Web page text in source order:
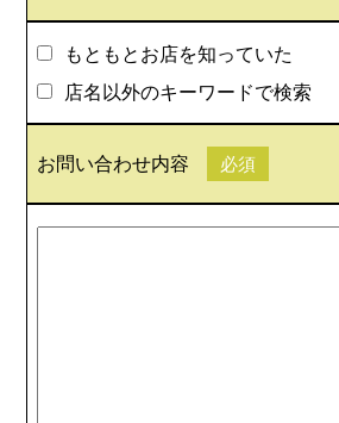
もともとお店を知っていた
店名以外のキーワードで検索
お問い合わせ内容 必須